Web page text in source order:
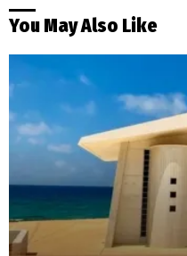
You May Also Like